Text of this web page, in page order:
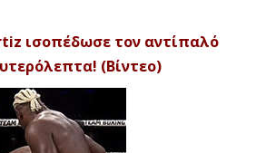
ισοπέδωσε τον αντίπαλό
(Βίντεο)